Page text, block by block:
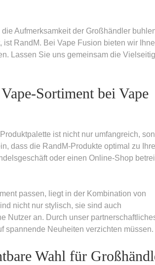
Aufmerksamkeit der Großhändler
RandM. Bei Vape Fusion bieten wir
Lassen Sie uns gemeinsam die
Sortiment bei Vape
ist nicht nur umfangreich,
dass die RandM-Produkte optimal zu
oder einen Online-Shop
passen, liegt in der Kombination von
nicht nur stylisch, sie sind auch
Nutzer an. Durch unser
spannende Neuheiten verzichten müssen.
Wahl für